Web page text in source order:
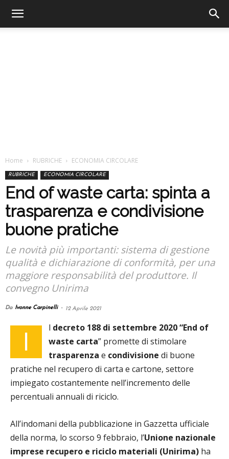
Home RUBRICHE ECONOMIA CIRCOLARE
RUBRICHE ECONOMIA CIRCOLARE
End of waste carta: spinta a
trasparenza e condivisione
buone pratiche
Le novità più importanti: sistema di gestione
qualità e dichiarazione di conformità, per una
maggiore responsabilità del produttore. Il
convegno Unirima
Da Ivonne Carpinelli - 12 Aprile 2021
I l decreto 188 di settembre 2020 “End of
waste carta” promette di stimolare
trasparenza e condivisione di buone
pratiche nel recupero di carta e cartone, settore
impiegato costantemente nell’incremento delle
percentuali annuali di riciclo.
All’indomani della pubblicazione in Gazzetta ufficiale
della norma, lo scorso 9 febbraio, l’Unione nazionale
imprese recupero e riciclo materiali (Unirima) ha